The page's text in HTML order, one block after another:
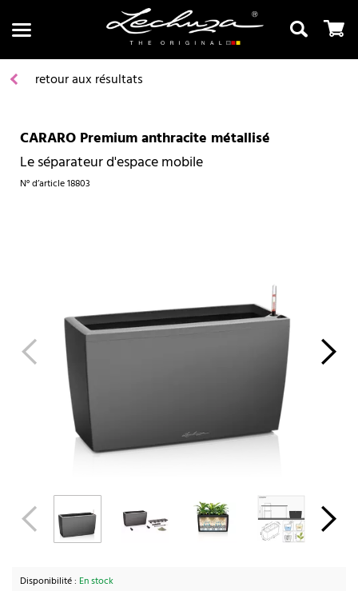
Recherche
retour aux résultats
CARARO Premium anthracite métallisé
Le séparateur d'espace mobile
N° d’article18803
Disponibilité : En stock